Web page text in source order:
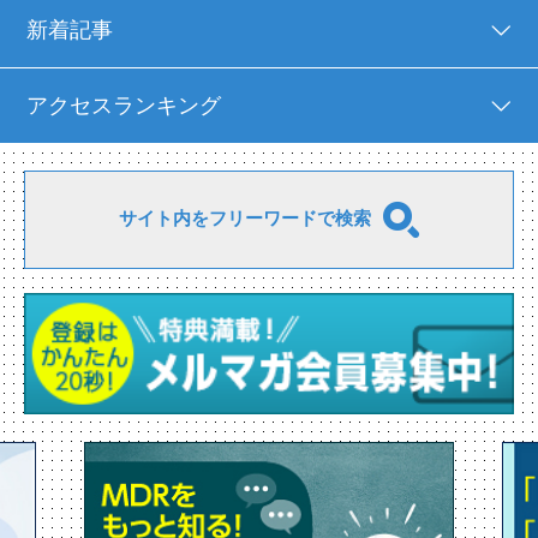
新着記事
アクセスランキング
サイト内をフリーワードで検索